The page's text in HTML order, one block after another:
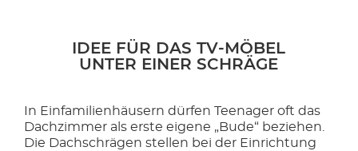
IDEE FÜR DAS TV-MÖBEL
UNTER EINER SCHRÄGE
In Einfamilienhäusern dürfen Teenager oft das
Dachzimmer als erste eigene „Bude“ beziehen.
Die Dachschrägen stellen bei der Einrichtung